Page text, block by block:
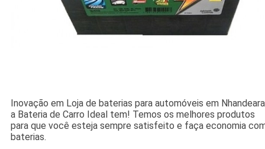
Inovação em Loja de baterias para automóveis em Nhandeara
a Bateria de Carro Ideal tem! Temos os melhores produtos
para que você esteja sempre satisfeito e faça economia
baterias.